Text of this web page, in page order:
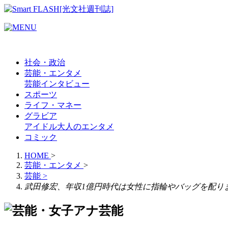
社会・政治
芸能・エンタメ
芸能インタビュー
スポーツ
ライフ・マネー
グラビア
アイドル大人のエンタメ
コミック
HOME >
芸能・エンタメ >
芸能 >
武田修宏、年収1億円時代は女性に指輪やバッグを配り
芸能